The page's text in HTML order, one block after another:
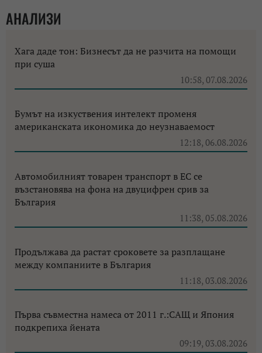
АНАЛИЗИ
Хага даде тон: Бизнесът да не разчита на помощи
при суша
10:58, 07.08.2026
Бумът на изкуствения интелект променя
американската икономика до неузнаваемост
12:18, 06.08.2026
Автомобилният товарен транспорт в ЕС се
възстановява на фона на двуцифрен срив за
България
11:38, 05.08.2026
Продължава да растат сроковете за разплащане
между компаниите в България
11:18, 03.08.2026
Първа съвместна намеса от 2011 г.:САЩ и Япония
подкрепиха йената
09:19, 03.08.2026